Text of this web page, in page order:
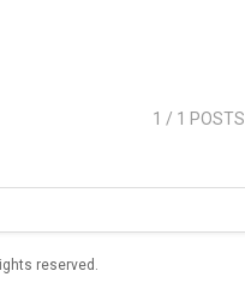
1 / 1 POSTS
reserved.